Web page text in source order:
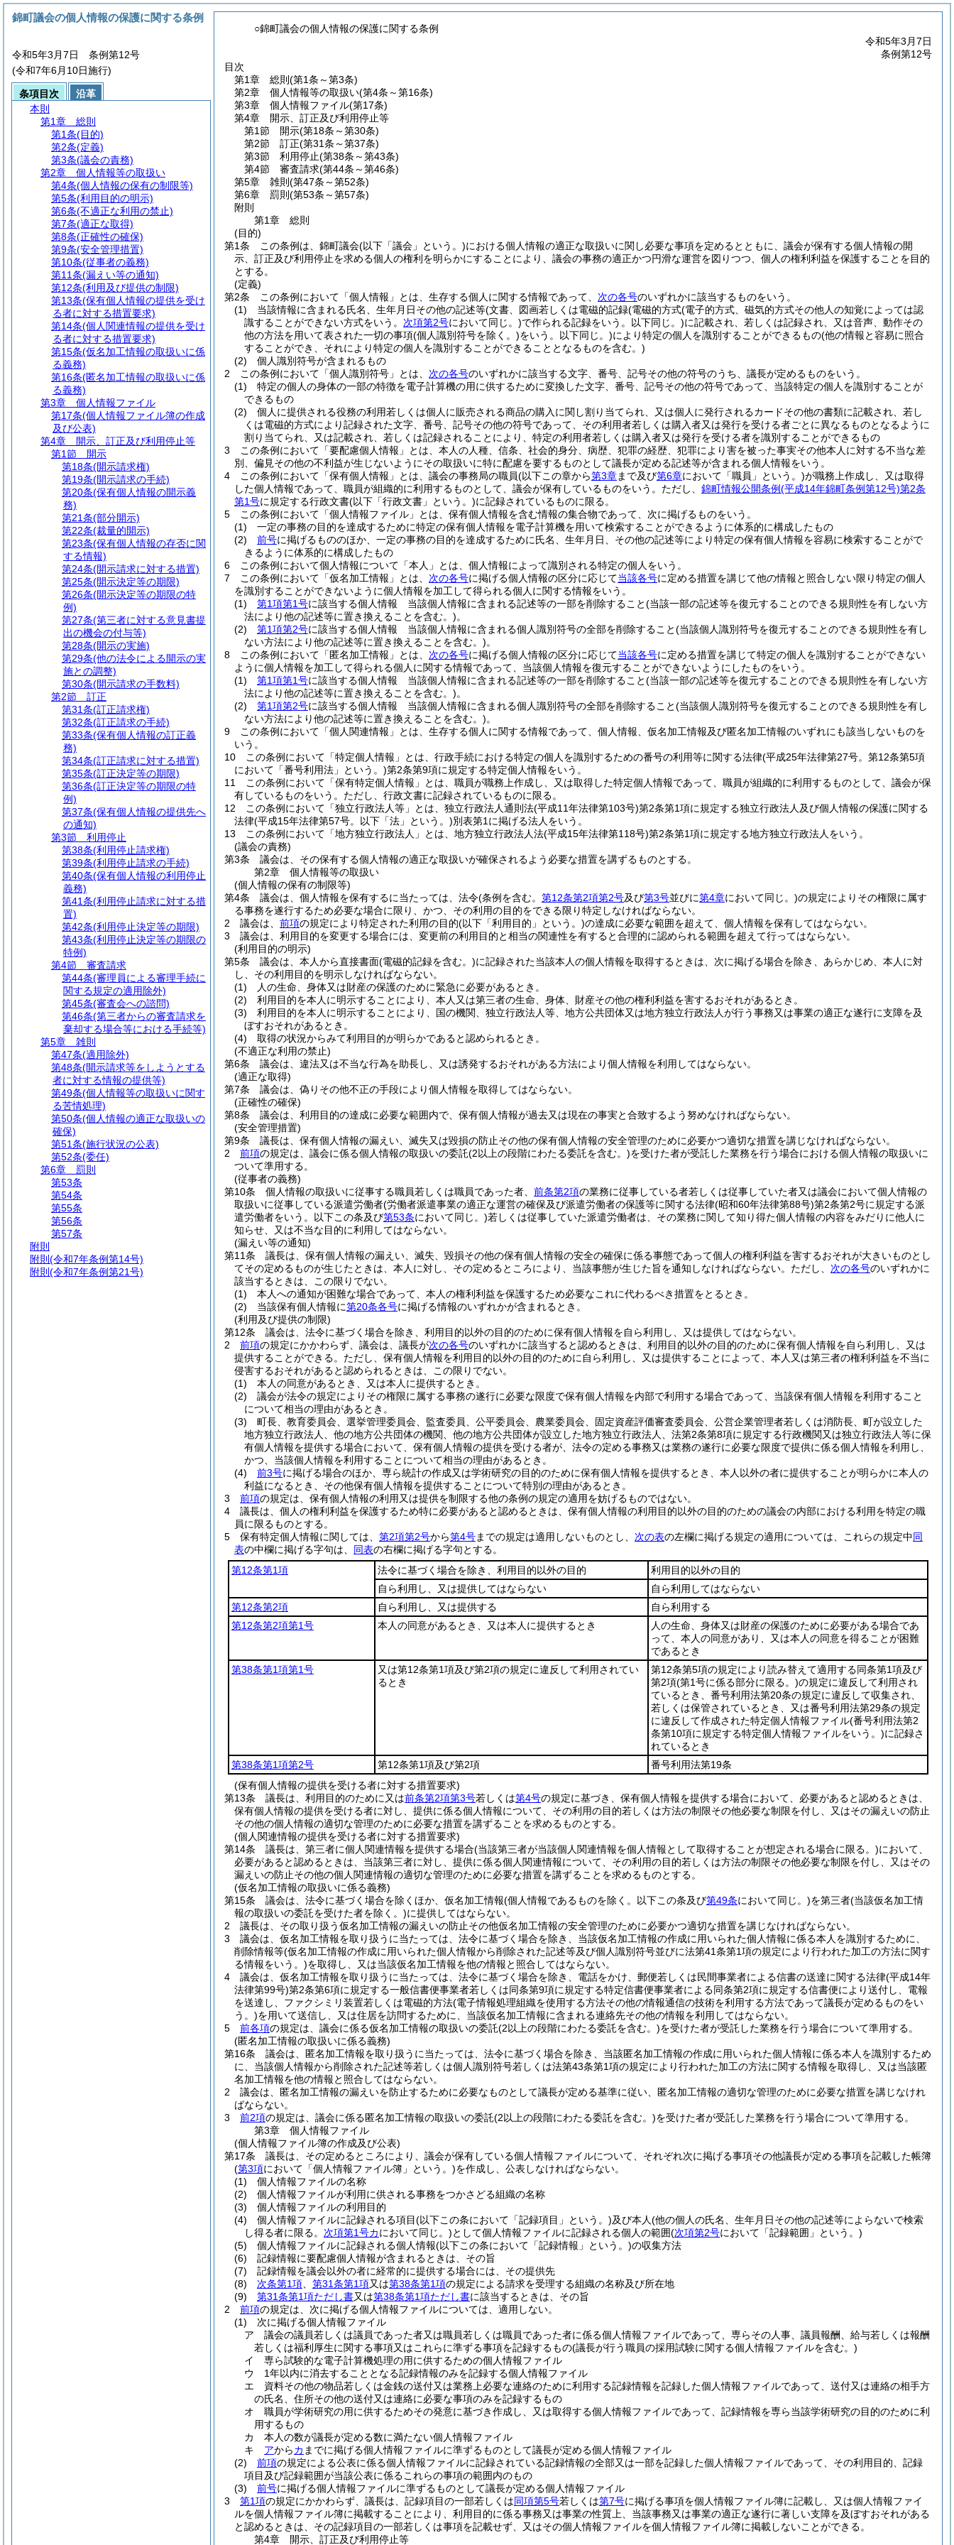
○錦町議会の個人情報の保護に関する条例
令和5年3月7日
条例第12号
目次
第1章
総則 (第1条～第3条)
第2章
個人情報等の取扱い(第4条～第16条)
第3章
個人情報ファイル(第17条)
第4章
開示、訂正及び利用停止等
第1節
開示(第18条～第30条)
第2節
訂正(第31条～第37条)
第3節
利用停止(第38条～第43条)
第4節
審査請求(第44条～第46条)
第5章
雑則 (第47条～第52条)
第6章
罰則 (第53条～第57条)
附則
第1章
総則
(目的)
第1条
この条例は、錦町議会(以下「議会」という。)における個人情報の適正な取扱いに関し必要な事項を定めるとともに、議会が保有する個人情報の開
示、訂正及び利用停止を求める個人の権利を明らかにすることにより、議会の事務の適正かつ円滑な運営を図りつつ、個人の権利利益を保護することを目的
とする。
(定義)
第2条
この条例において「個人情報」とは、生存する個人に関する情報であって、 次の各号のいずれかに該当するものをいう。
(1)
当該情報に含まれる氏名、生年月日その他の記述等(文書、図画若しくは電磁的記録(電磁的方式(電子的方式、磁気的方式その他人の知覚によっては認
識することができない方式をいう。 次項第2号において同じ。)で作られる記録をいう。以下同じ。)に記載され、若しくは記録され、又は音声、動作その
他の方法を用いて表された一切の事項(個人識別符号を除く。)をいう。以下同じ。)により特定の個人を識別することができるもの(他の情報と容易に照合
することができ、それにより特定の個人を識別することができることとなるものを含む。)
(2)
個人識別符号が含まれるもの
2
この条例において「個人識別符号」とは、 次の各号のいずれかに該当する文字、番号、記号その他の符号のうち、議長が定めるものをいう。
(1)
特定の個人の身体の一部の特徴を電子計算機の用に供するために変換した文字、番号、記号その他の符号であって、当該特定の個人を識別することが
できるもの
(2)
個人に提供される役務の利用若しくは個人に販売される商品の購入に関し割り当てられ、又は個人に発行されるカードその他の書類に記載され、若し
くは電磁的方式により記録された文字、番号、記号その他の符号であって、その利用者若しくは購入者又は発行を受ける者ごとに異なるものとなるように
割り当てられ、又は記載され、若しくは記録されることにより、特定の利用者若しくは購入者又は発行を受ける者を識別することができるもの
3
この条例において「要配慮個人情報」とは、本人の人種、信条、社会的身分、病歴、犯罪の経歴、犯罪により害を被った事実その他本人に対する不当な差
別、偏見その他の不利益が生じないようにその取扱いに特に配慮を要するものとして議長が定める記述等が含まれる個人情報をいう。
4
この条例において「保有個人情報」とは、議会の事務局の職員(以下この章から第3章まで及び第6章において「職員」という。)が職務上作成し、又は取得
した個人情報であって、職員が組織的に利用するものとして、議会が保有しているものをいう。 ただし、 錦町情報公開条例(平成14年錦町条例第12号)第2条
第1号に規定する行政文書(以下「行政文書」という。)に記録されているものに限る。
5
この条例において「個人情報ファイル」とは、保有個人情報を含む情報の集合物であって、次に掲げるものをいう。
(1)
一定の事務の目的を達成するために特定の保有個人情報を電子計算機を用いて検索することができるように体系的に構成したもの
(2)
前号に掲げるもののほか、一定の事務の目的を達成するために氏名、生年月日、その他の記述等により特定の保有個人情報を容易に検索することがで
きるように体系的に構成したもの
6
この条例において個人情報について「本人」とは、個人情報によって識別される特定の個人をいう。
7
この条例において「仮名加工情報」とは、 次の各号に掲げる個人情報の区分に応じて当該各号に定める措置を講じて他の情報と照合しない限り特定の個人
を識別することができないように個人情報を加工して得られる個人に関する情報をいう。
(1)
第1項第1号に該当する個人情報 当該個人情報に含まれる記述等の一部を削除すること(当該一部の記述等を復元することのできる規則性を有しない方
法により他の記述等に置き換えることを含む。)。
(2)
第1項第2号に該当する個人情報 当該個人情報に含まれる個人識別符号の全部を削除すること(当該個人識別符号を復元することのできる規則性を有し
ない方法により他の記述等に置き換えることを含む。)。
8
この条例において「匿名加工情報」とは、 次の各号に掲げる個人情報の区分に応じて当該各号に定める措置を講じて特定の個人を識別することができない
ように個人情報を加工して得られる個人に関する情報であって、当該個人情報を復元することができないようにしたものをいう。
(1)
第1項第1号に該当する個人情報 当該個人情報に含まれる記述等の一部を削除すること(当該一部の記述等を復元することのできる規則性を有しない方
法により他の記述等に置き換えることを含む。)。
(2)
第1項第2号に該当する個人情報 当該個人情報に含まれる個人識別符号の全部を削除すること(当該個人識別符号を復元することのできる規則性を有し
ない方法により他の記述等に置き換えることを含む。)。
9
この条例において「個人関連情報」とは、生存する個人に関する情報であって、個人情報、仮名加工情報及び匿名加工情報のいずれにも該当しないものを
いう。
10
この条例において「特定個人情報」とは、行政手続における特定の個人を識別するための番号の利用等に関する法律(平成25年法律第27号。第12条第5項
において「番号利用法」という。)第2条第9項に規定する特定個人情報をいう。
11
この条例において「保有特定個人情報」とは、職員が職務上作成し、又は取得した特定個人情報であって、職員が組織的に利用するものとして、議会が保
有しているものをいう。 ただし、行政文書に記録されているものに限る。
12
この条例において「独立行政法人等」とは、独立行政法人通則法(平成11年法律第103号)第2条第1項に規定する独立行政法人及び個人情報の保護に関する
法律(平成15年法律第57号。以下「法」という。)別表第1に掲げる法人をいう。
13
この条例において「地方独立行政法人」とは、地方独立行政法人法(平成15年法律第118号)第2条第1項に規定する地方独立行政法人をいう。
(議会の責務)
第3条
議会は、その保有する個人情報の適正な取扱いが確保されるよう必要な措置を講ずるものとする。
第2章
個人情報等の取扱い
(個人情報の保有の制限等)
第4条
議会は、個人情報を保有するに当たっては、法令(条例を含む。 第12条第2項第2号及び第3号並びに第4章において同じ。)の規定によりその権限に属す
る事務を遂行するため必要な場合に限り、かつ、その利用の目的をできる限り特定しなければならない。
2
議会は、 前項の規定により特定された利用の目的(以下「利用目的」という。)の達成に必要な範囲を超えて、個人情報を保有してはならない。
3
議会は、利用目的を変更する場合には、変更前の利用目的と相当の関連性を有すると合理的に認められる範囲を超えて行ってはならない。
(利用目的の明示)
第5条
議会は、本人から直接書面(電磁的記録を含む。)に記録された当該本人の個人情報を取得するときは、次に掲げる場合を除き、あらかじめ、本人に対
し、その利用目的を明示しなければならない。
(1)
人の生命、身体又は財産の保護のために緊急に必要があるとき。
(2)
利用目的を本人に明示することにより、本人又は第三者の生命、身体、財産その他の権利利益を害するおそれがあるとき。
(3)
利用目的を本人に明示することにより、国の機関、独立行政法人等、地方公共団体又は地方独立行政法人が行う事務又は事業の適正な遂行に支障を及
ぼすおそれがあるとき。
(4)
取得の状況からみて利用目的が明らかであると認められるとき。
(不適正な利用の禁止)
第6条
議会は、違法又は不当な行為を助長し、又は誘発するおそれがある方法により個人情報を利用してはならない。
(適正な取得)
第7条
議会は、偽りその他不正の手段により個人情報を取得してはならない。
(正確性の確保)
第8条
議会は、利用目的の達成に必要な範囲内で、保有個人情報が過去又は現在の事実と合致するよう努めなければならない。
(安全管理措置)
第9条
議長は、保有個人情報の漏えい、滅失又は毀損の防止その他の保有個人情報の安全管理のために必要かつ適切な措置を講じなければならない。
2
前項の規定は、議会に係る個人情報の取扱いの委託(2以上の段階にわたる委託を含む。)を受けた者が受託した業務を行う場合における個人情報の取扱いに
ついて準用する。
(従事者の義務)
第10条
個人情報の取扱いに従事する職員若しくは職員であった者、 前条第2項の業務に従事している者若しくは従事していた者又は議会において個人情報の
取扱いに従事している派遣労働者(労働者派遣事業の適正な運営の確保及び派遣労働者の保護等に関する法律(昭和60年法律第88号)第2条第2号に規定する派
遣労働者をいう。以下この条及び第53条において同じ。)若しくは従事していた派遣労働者は、その業務に関して知り得た個人情報の内容をみだりに他人に
知らせ、又は不当な目的に利用してはならない。
(漏えい等の通知)
第11条
議長は、保有個人情報の漏えい、滅失、毀損その他の保有個人情報の安全の確保に係る事態であって個人の権利利益を害するおそれが大きいものとし
てその定めるものが生じたときは、本人に対し、その定めるところにより、当該事態が生じた旨を通知しなければならない。 ただし、 次の各号のいずれかに
該当するときは、この限りでない。
(1)
本人への通知が困難な場合であって、本人の権利利益を保護するため必要なこれに代わるべき措置をとるとき。
(2)
当該保有個人情報に第20条各号に掲げる情報のいずれかが含まれるとき。
(利用及び提供の制限)
第12条
議会は、法令に基づく場合を除き、利用目的以外の目的のために保有個人情報を自ら利用し、又は提供してはならない。
2
前項の規定にかかわらず、議会は、議長が次の各号のいずれかに該当すると認めるときは、利用目的以外の目的のために保有個人情報を自ら利用し、又は
提供することができる。 ただし、保有個人情報を利用目的以外の目的のために自ら利用し、又は提供することによって、本人又は第三者の権利利益を不当に
侵害するおそれがあると認められるときは、この限りでない。
(1)
本人の同意があるとき、又は本人に提供するとき。
(2)
議会が法令の規定によりその権限に属する事務の遂行に必要な限度で保有個人情報を内部で利用する場合であって、当該保有個人情報を利用すること
について相当の理由があるとき。
(3)
町長、教育委員会、選挙管理委員会、監査委員、公平委員会、農業委員会、固定資産評価審査委員会、公営企業管理者若しくは消防長、町が設立した
地方独立行政法人、他の地方公共団体の機関、他の地方公共団体が設立した地方独立行政法人、法第2条第8項に規定する行政機関又は独立行政法人等に保
有個人情報を提供する場合において、保有個人情報の提供を受ける者が、法令の定める事務又は業務の遂行に必要な限度で提供に係る個人情報を利用し、
かつ、当該個人情報を利用することについて相当の理由があるとき。
(4)
前3号に掲げる場合のほか、専ら統計の作成又は学術研究の目的のために保有個人情報を提供するとき、本人以外の者に提供することが明らかに本人の
利益になるとき、その他保有個人情報を提供することについて特別の理由があるとき。
3
前項の規定は、保有個人情報の利用又は提供を制限する他の条例の規定の適用を妨げるものではない。
4
議長は、個人の権利利益を保護するため特に必要があると認めるときは、保有個人情報の利用目的以外の目的のための議会の内部における利用を特定の職
員に限るものとする。
5
保有特定個人情報に関しては、 第2項第2号から第4号までの規定は適用しないものとし、 次の表の左欄に掲げる規定の適用については、これらの規定中同
表の中欄に掲げる字句は、 同表の右欄に掲げる字句とする。
第12条第1項
法令に基づく場合を除き、利用目的以外の目的
利用目的以外の目的
自ら利用し、又は提供してはならない
自ら利用してはならない
第12条第2項
自ら利用し、又は提供する
自ら利用する
第12条第2項第1号
本人の同意があるとき、又は本人に提供するとき
人の生命、身体又は財産の保護のために必要がある場合であ
って、本人の同意があり、又は本人の同意を得ることが困難
であるとき
第38条第1項第1号
又は第12条第1項及び第2項の規定に違反して利用されてい
るとき
第12条第5項の規定により読み替えて適用する同条第1項及び
第2項(第1号に係る部分に限る。)の規定に違反して利用され
ているとき、番号利用法第20条の規定に違反して収集され、
若しくは保管されているとき、又は番号利用法第29条の規定
に違反して作成された特定個人情報ファイル(番号利用法第2
条第10項に規定する特定個人情報ファイルをいう。)に記録さ
れているとき
第38条第1項第2号
第12条第1項及び第2項
番号利用法第19条
(保有個人情報の提供を受ける者に対する措置要求)
第13条
議長は、利用目的のために又は前条第2項第3号若しくは第4号の規定に基づき、保有個人情報を提供する場合において、必要があると認めるときは、
保有個人情報の提供を受ける者に対し、提供に係る個人情報について、その利用の目的若しくは方法の制限その他必要な制限を付し、又はその漏えいの防止
その他の個人情報の適切な管理のために必要な措置を講ずることを求めるものとする。
(個人関連情報の提供を受ける者に対する措置要求)
第14条
議長は、第三者に個人関連情報を提供する場合(当該第三者が当該個人関連情報を個人情報として取得することが想定される場合に限る。)において、
必要があると認めるときは、当該第三者に対し、提供に係る個人関連情報について、その利用の目的若しくは方法の制限その他必要な制限を付し、又はその
漏えいの防止その他の個人関連情報の適切な管理のために必要な措置を講ずることを求めるものとする。
(仮名加工情報の取扱いに係る義務)
第15条
議会は、法令に基づく場合を除くほか、仮名加工情報(個人情報であるものを除く。以下この条及び第49条において同じ。)を第三者(当該仮名加工情
報の取扱いの委託を受けた者を除く。)に提供してはならない。
2
議長は、その取り扱う仮名加工情報の漏えいの防止その他仮名加工情報の安全管理のために必要かつ適切な措置を講じなければならない。
3
議会は、仮名加工情報を取り扱うに当たっては、法令に基づく場合を除き、当該仮名加工情報の作成に用いられた個人情報に係る本人を識別するために、
削除情報等(仮名加工情報の作成に用いられた個人情報から削除された記述等及び個人識別符号並びに法第41条第1項の規定により行われた加工の方法に関す
る情報をいう。)を取得し、又は当該仮名加工情報を他の情報と照合してはならない。
4
議会は、仮名加工情報を取り扱うに当たっては、法令に基づく場合を除き、電話をかけ、郵便若しくは民間事業者による信書の送達に関する法律(平成14年
法律第99号)第2条第6項に規定する一般信書便事業者若しくは同条第9項に規定する特定信書便事業者による同条第2項に規定する信書便により送付し、電報
を送達し、ファクシミリ装置若しくは電磁的方法(電子情報処理組織を使用する方法その他の情報通信の技術を利用する方法であって議長が定めるものをい
う。)を用いて送信し、又は住居を訪問するために、当該仮名加工情報に含まれる連絡先その他の情報を利用してはならない。
5
前各項の規定は、議会に係る仮名加工情報の取扱いの委託(2以上の段階にわたる委託を含む。)を受けた者が受託した業務を行う場合について準用する。
(匿名加工情報の取扱いに係る義務)
第16条
議会は、匿名加工情報を取り扱うに当たっては、法令に基づく場合を除き、当該匿名加工情報の作成に用いられた個人情報に係る本人を識別するため
に、当該個人情報から削除された記述等若しくは個人識別符号若しくは法第43条第1項の規定により行われた加工の方法に関する情報を取得し、又は当該匿
名加工情報を他の情報と照合してはならない。
2
議会は、匿名加工情報の漏えいを防止するために必要なものとして議長が定める基準に従い、匿名加工情報の適切な管理のために必要な措置を講じなけれ
ばならない。
3
前2項の規定は、議会に係る匿名加工情報の取扱いの委託(2以上の段階にわたる委託を含む。)を受けた者が受託した業務を行う場合について準用する。
第3章
個人情報ファイル
(個人情報ファイル簿の作成及び公表)
第17条
議長は、その定めるところにより、議会が保有している個人情報ファイルについて、それぞれ次に掲げる事項その他議長が定める事項を記載した帳簿
(第3項において「個人情報ファイル簿」という。)を作成し、公表しなければならない。
(1)
個人情報ファイルの名称
(2)
個人情報ファイルが利用に供される事務をつかさどる組織の名称
(3)
個人情報ファイルの利用目的
(4)
個人情報ファイルに記録される項目(以下この条において「記録項目」という。)及び本人(他の個人の氏名、生年月日その他の記述等によらないで検索
し得る者に限る。 次項第1号カにおいて同じ。)として個人情報ファイルに記録される個人の範囲(次項第2号において「記録範囲」という。)
(5)
個人情報ファイルに記録される個人情報(以下この条において「記録情報」という。)の収集方法
(6)
記録情報に要配慮個人情報が含まれるときは、その旨
(7)
記録情報を議会以外の者に経常的に提供する場合には、その提供先
(8)
次条第1項 第31条第1項又は第38条第1項の規定による請求を受理する組織の名称及び所在地
(9)
第31条第1項ただし書又は第38条第1項ただし書に該当するときは、その旨
2
前項の規定は、次に掲げる個人情報ファイルについては、適用しない。
(1)
次に掲げる個人情報ファイル
ア
議会の議員若しくは議員であった者又は職員若しくは職員であった者に係る個人情報ファイルであって、専らその人事、議員報酬、給与若しくは報酬
若しくは福利厚生に関する事項又はこれらに準ずる事項を記録するもの(議長が行う職員の採用試験に関する個人情報ファイルを含む。)
イ
専ら試験的な電子計算機処理の用に供するための個人情報ファイル
ウ
1年以内に消去することとなる記録情報のみを記録する個人情報ファイル
エ
資料その他の物品若しくは金銭の送付又は業務上必要な連絡のために利用する記録情報を記録した個人情報ファイルであって、送付又は連絡の相手方
の氏名、住所その他の送付又は連絡に必要な事項のみを記録するもの
オ
職員が学術研究の用に供するためその発意に基づき作成し、又は取得する個人情報ファイルであって、記録情報を専ら当該学術研究の目的のために利
用するもの
カ
本人の数が議長が定める数に満たない個人情報ファイル
キ
アからカ までに掲げる個人情報ファイルに準ずるものとして議長が定める個人情報ファイル
(2)
前項の規定による公表に係る個人情報ファイルに記録されている記録情報の全部又は一部を記録した個人情報ファイルであって、その利用目的、記録
項目及び記録範囲が当該公表に係るこれらの事項の範囲内のもの
(3)
前号に掲げる個人情報ファイルに準ずるものとして議長が定める個人情報ファイル
3
第1項の規定にかかわらず、議長は、記録項目の一部若しくは同項第5号若しくは第7号に掲げる事項を個人情報ファイル簿に記載し、又は個人情報ファイ
ルを個人情報ファイル簿に掲載することにより、利用目的に係る事務又は事業の性質上、当該事務又は事業の適正な遂行に著しい支障を及ぼすおそれがある
と認めるときは、その記録項目の一部若しくは事項を記載せず、又はその個人情報ファイルを個人情報ファイル簿に掲載しないことができる。
第4章
開示、訂正及び利用停止等
錦町議会の個人情報の保護に関する条例
令和5年3月7日 条例第12号
(令和7年6月10日施行)
条項目次
沿革
本則
第1章
総則
第1条(目的)
第2条(定義)
第3条(議会の責務)
第2章
個人情報等の取扱い
第4条(個人情報の保有の制限等)
第5条(利用目的の明示)
第6条(不適正な利用の禁止)
第7条(適正な取得)
第8条(正確性の確保)
第9条(安全管理措置)
第10条(従事者の義務)
第11条(漏えい等の通知)
第12条(利用及び提供の制限)
第13条(保有個人情報の提供を受け
る者に対する措置要求)
第14条(個人関連情報の提供を受け
る者に対する措置要求)
第15条(仮名加工情報の取扱いに係
る義務)
第16条(匿名加工情報の取扱いに係
る義務)
第3章
個人情報ファイル
第17条(個人情報ファイル簿の作成
及び公表)
第4章
開示、訂正及び利用停止等
第1節
開示
第18条(開示請求権)
第19条(開示請求の手続)
第20条(保有個人情報の開示義
務)
第21条(部分開示)
第22条(裁量的開示)
第23条(保有個人情報の存否に関
する情報)
第24条(開示請求に対する措置)
第25条(開示決定等の期限)
第26条(開示決定等の期限の特
例)
第27条(第三者に対する意見書提
出の機会の付与等)
第28条(開示の実施)
第29条(他の法令による開示の実
施との調整)
第30条(開示請求の手数料)
第2節
訂正
第31条(訂正請求権)
第32条(訂正請求の手続)
第33条(保有個人情報の訂正義
務)
第34条(訂正請求に対する措置)
第35条(訂正決定等の期限)
第36条(訂正決定等の期限の特
例)
第37条(保有個人情報の提供先へ
の通知)
第3節
利用停止
第38条(利用停止請求権)
第39条(利用停止請求の手続)
第40条(保有個人情報の利用停止
義務)
第41条(利用停止請求に対する措
置)
第42条(利用停止決定等の期限)
第43条(利用停止決定等の期限の
特例)
第4節
審査請求
第44条(審理員による審理手続に
関する規定の適用除外)
第45条(審査会への諮問)
第46条(第三者からの審査請求を
棄却する場合等における手続等)
第5章
雑則
第47条(適用除外)
第48条(開示請求等をしようとする
者に対する情報の提供等)
第49条(個人情報等の取扱いに関す
る苦情処理)
第50条(個人情報の適正な取扱いの
確保)
第51条(施行状況の公表)
第52条(委任)
第6章
罰則
第53条
第54条
第55条
第56条
第57条
附則
附則 (令和7年条例第14号)
附則 (令和7年条例第21号)